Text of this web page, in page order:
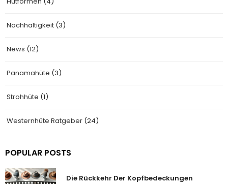
Nachhaltigkeit (3)
News (12)
Panamahüte (3)
Strohhüte (1)
Westernhüte Ratgeber (24)
POPULAR POSTS
Die Rückkehr Der Kopfbedeckungen